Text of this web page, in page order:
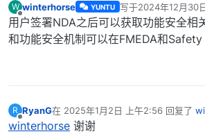
W
离线
winterhorse YUNTU 写于2024年12月30
最后由 编辑
用户签署NDA之后可以获取功能安全相
和功能安全机制可以在FMEDA和
R
离线
RyanG在 2025年1月2日 上午2:56 回复了
最后由 编辑
winterhorse 谢谢